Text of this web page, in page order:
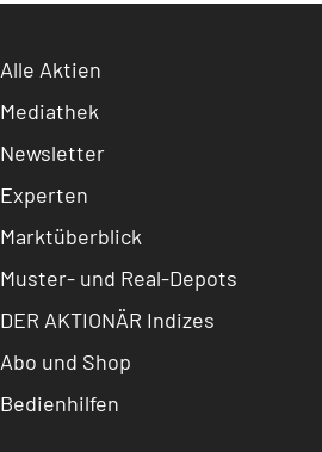
Alle Aktien
Mediathek
Newsletter
Experten
Marktüberblick
Muster- und Real-Depots
DER AKTIONÄR Indizes
Abo und Shop
Bedienhilfen